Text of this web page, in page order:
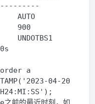
AUTO
900
UNDOTBS1
a
04-20